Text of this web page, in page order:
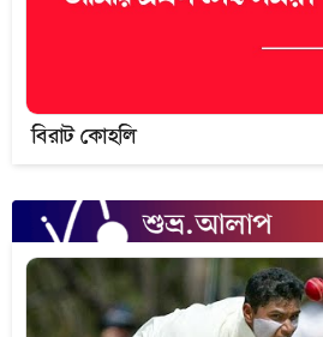
বিরাট কোহলি